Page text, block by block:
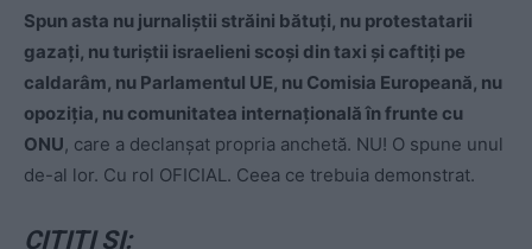
Spun asta nu jurnaliştii străini bătuţi, nu protestatarii
gazaţi, nu turiştii israelieni scoşi din taxi şi caftiţi pe
caldarâm, nu Parlamentul UE, nu Comisia Europeană, nu
opoziţia, nu comunitatea internaţională în frunte cu
ONU, care a declanşat propria anchetă. NU! O spune unul
de-al lor. Cu rol OFICIAL. Ceea ce trebuia demonstrat.
CITIŢI ŞI: